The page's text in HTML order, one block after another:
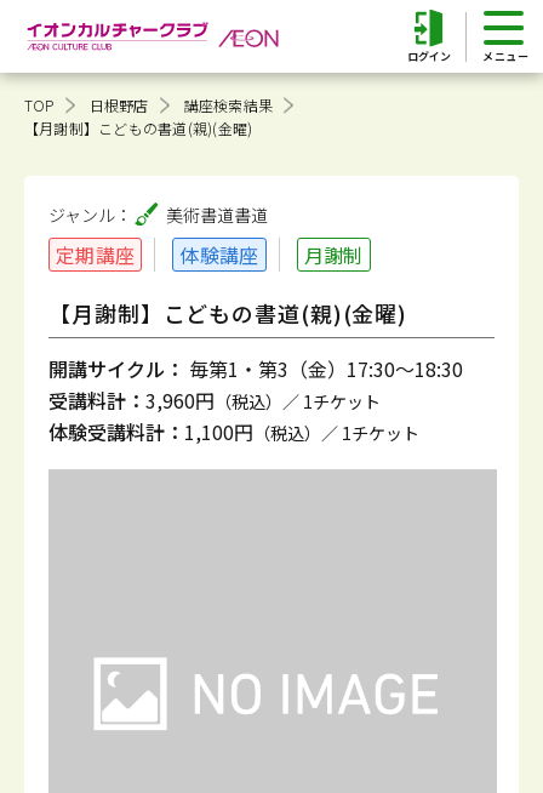
ログイン
TOP 日根野店
講座検索結果
【月謝制】こどもの書道(親)(金曜)
ジャンル： 美術書道書道
定期講座 体験講座 月謝制
【月謝制】こどもの書道(親)(金曜)
開講サイクル： 毎第1・第3（金）17:30～18:30
受講料計： 3,960円 （税込）／ 1チケット
体験受講料計： 1,100円 （税込）／ 1チケット